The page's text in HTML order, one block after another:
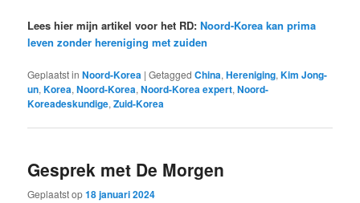
Lees hier mijn artikel voor het RD:Noord-Korea kan prima
leven zonder hereniging met zuiden
Geplaatst in Noord-Korea |Getagged China,Hereniging,Kim Jong-
un,Korea,Noord-Korea,Noord-Korea expert,Noord-
Koreadeskundige,Zuid-Korea
Gesprek met De Morgen
Geplaatst op18 januari 2024